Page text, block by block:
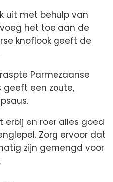
uit met behulp van
het toe aan de
knoflook geeft de
Parmezaanse
geeft een zoute,
en roer alles goed
Zorg ervoor dat
zijn gemengd voor